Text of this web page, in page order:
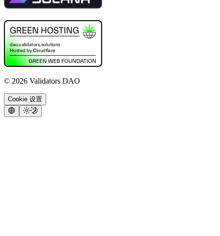
© 2026 Validators DAO
Cookie 设置